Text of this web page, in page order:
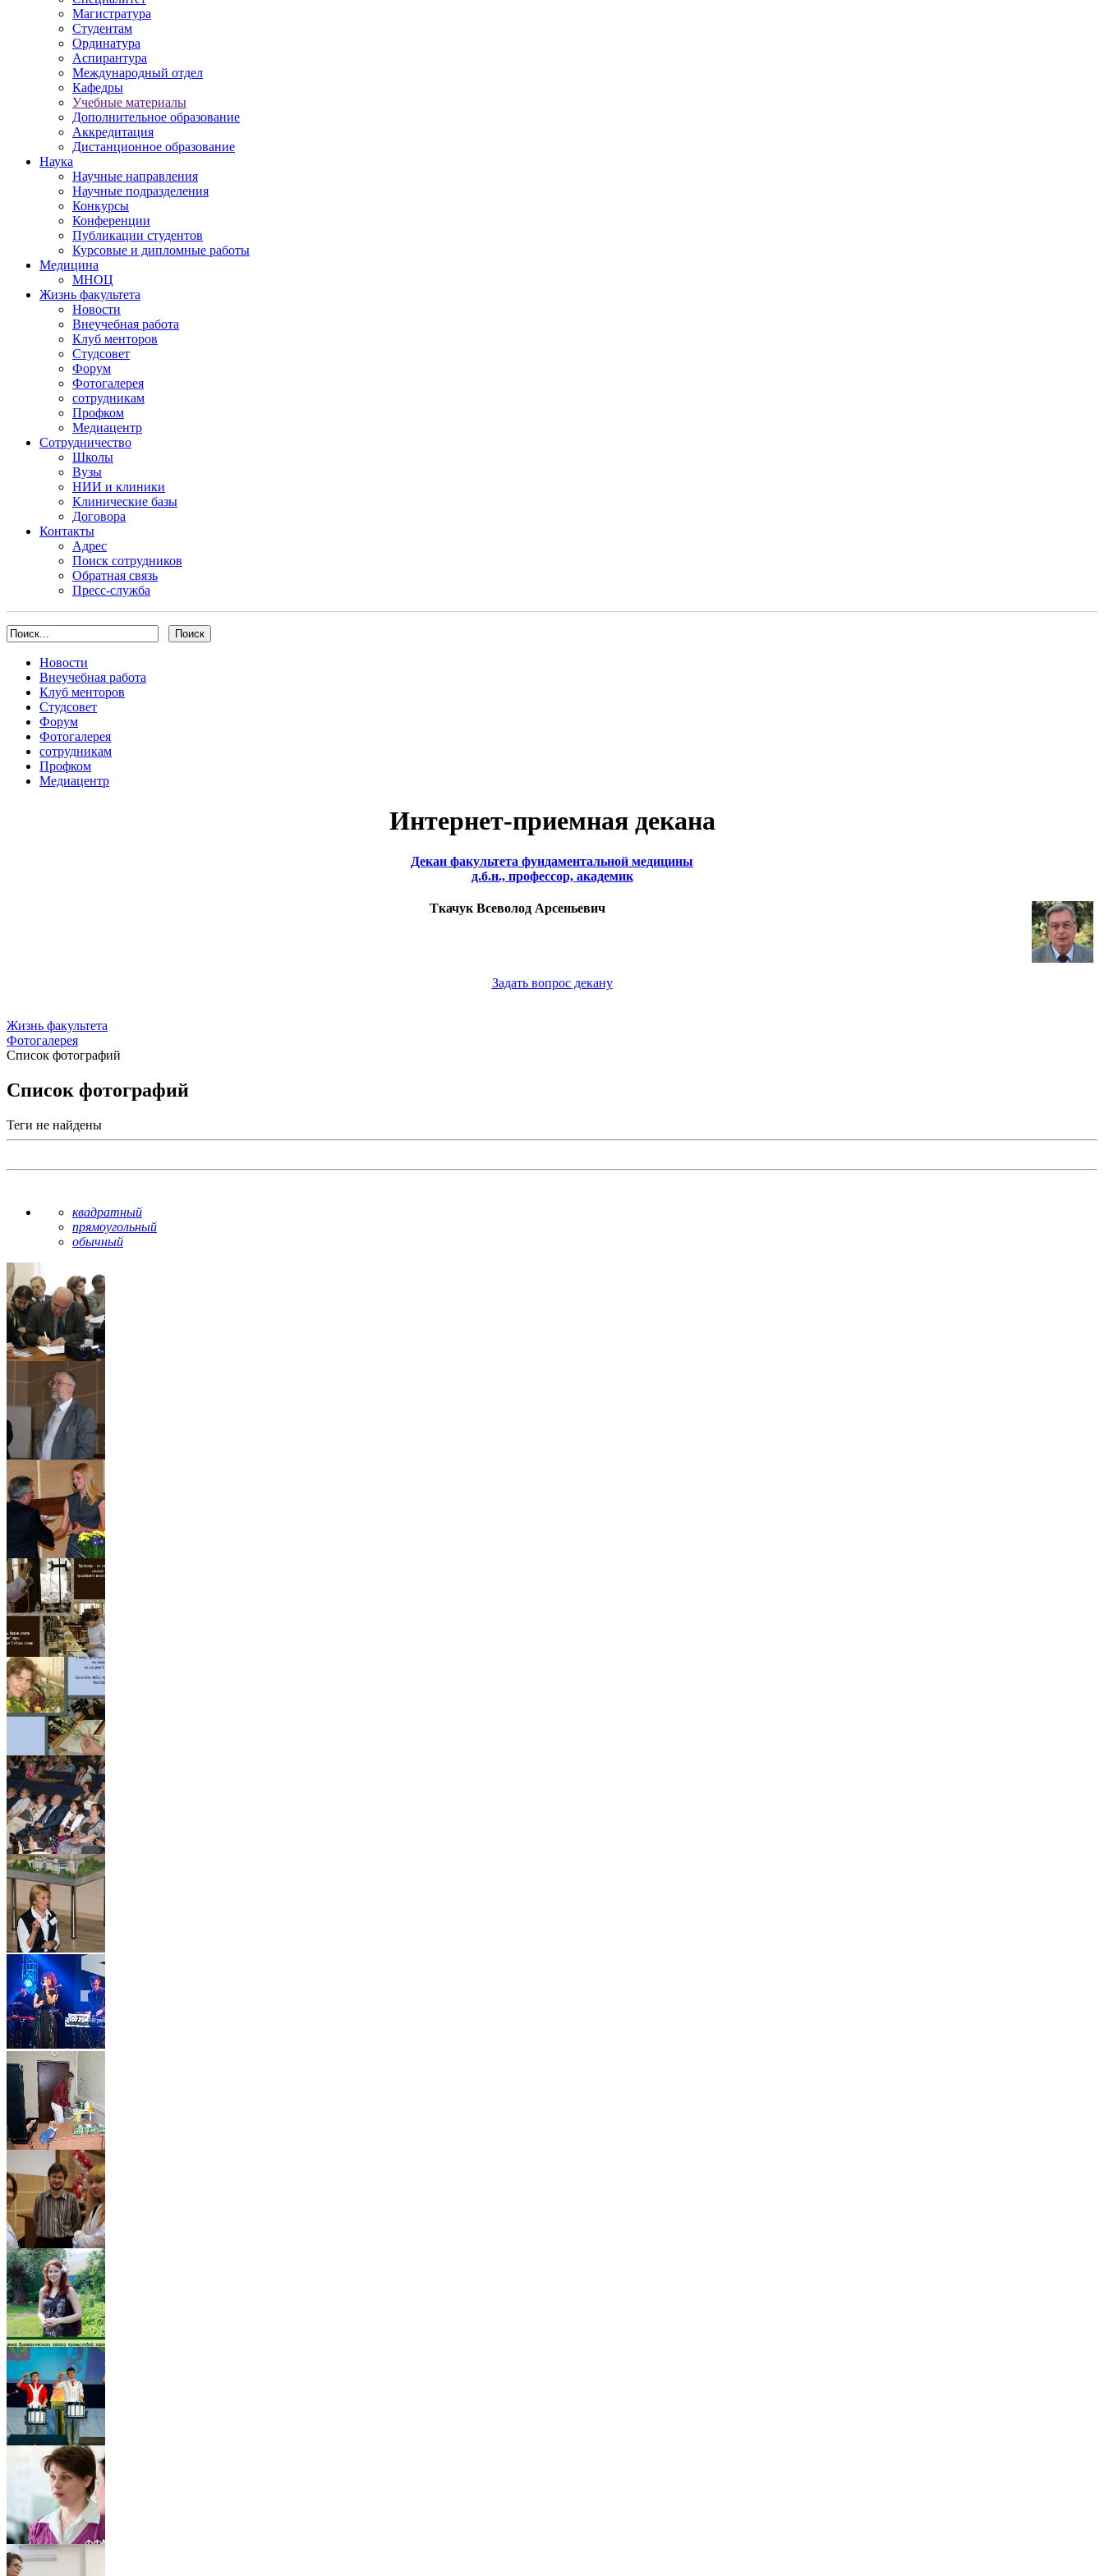
Магистратура
Студентам
Ординатура
Аспирантура
Международный отдел
Кафедры
Учебные материалы
Дополнительное образование
Аккредитация
Дистанционное образование
Наука
Научные направления
Научные подразделения
Конкурсы
Конференции
Публикации студентов
Курсовые и дипломные работы
Медицина
МНОЦ
Жизнь факультета
Новости
Внеучебная работа
Клуб менторов
Студсовет
Форум
Фотогалерея
сотрудникам
Профком
Медиацентр
Сотрудничество
Школы
Вузы
НИИ и клиники
Клинические базы
Договора
Контакты
Адрес
Поиск сотрудников
Обратная связь
Пресс-служба
Новости
Внеучебная работа
Клуб менторов
Студсовет
Форум
Фотогалерея
сотрудникам
Профком
Медиацентр
Интернет-приемная декана
Декан факультета фундаментальной медицины
д.б.н., профессор, академик
Ткачук Всеволод Арсеньевич
Задать вопрос декану
Жизнь факультета
Фотогалерея
Список фотографий
Список фотографий
Теги не найдены
квадратный
прямоугольный
обычный